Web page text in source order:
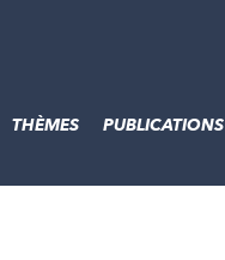
THÈMES PUBLICATIONS